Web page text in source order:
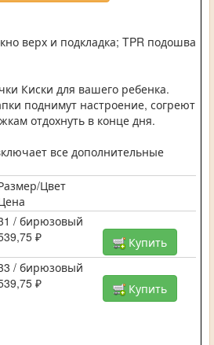
верх и подкладка; TPR подошва
Киски для вашего ребенка.
поднимут настроение, согреют
отдохнуть в конце дня.
все дополнительные
Цвет
/ бирюзовый
₽
Купить
/ бирюзовый
₽ Купить